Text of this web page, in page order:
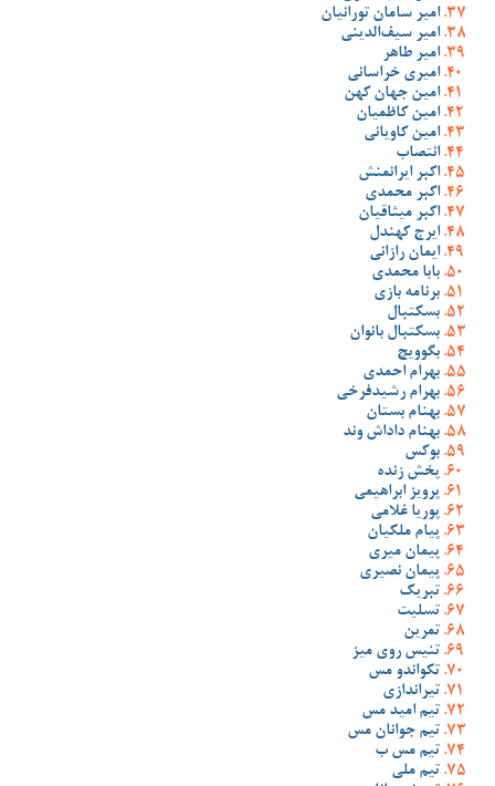
امیر سامان تورانیان
امیر سیف‌الدینی
امیر طاهر
امیری خراسانی
امین جهان کهن
امین کاظمیان
امین کاویانی
انتصاب
اکبر ایرانمنش
اکبر محمدی
اکبر میثاقیان
ایرج کهندل
ایمان رازانی
بابا محمدی
برنامه بازی
بسکتبال
بسکتبال بانوان
بگوویچ
بهرام احمدی
بهرام رشیدفرخی
بهنام بستان
بهنام داداش وند
بوکس
پخش زنده
پرویز ابراهیمی
پوریا غلامی
پیام ملکیان
پیمان میری
پیمان نصیری
تبریک
تسلیت
تمرین
تنیس روی میز
تکواندو مس
تیراندازی
تیم امید مس
تیم جوانان مس
تیم مس ب
تیم ملی